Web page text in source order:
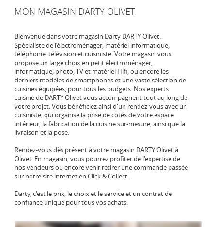
MON MAGASIN DARTY OLIVET
Bienvenue dans votre magasin Darty DARTY Olivet.
Spécialiste de l‘électroménager, matériel informatique,
téléphonie, télévision et cuisiniste. Votre magasin vous
propose un large choix en petit électroménager,
informatique, photo, TV et matériel Hifi, ou encore les
derniers modèles de smartphones et une vaste sélection de
cuisines équipées, pour tous les budgets. Nos experts
cuisine de DARTY Olivet vous accompagnent tout au long de
votre projet. Vous bénéficiez ainsi d'un rendez-vous avec un
cuisiniste, qui organise la prise de côtés de votre espace
intérieur, la fabrication de la cuisine sur-mesure, ainsi que la
livraison et la pose.
Rendez-vous dès présent à votre magasin DARTY Olivet à
Olivet. En magasin, vous pourrez profiter de l'expertise de
nos vendeurs ou encore venir retirer une commande passée
sur notre site internet en Click & Collect.
Darty, c'est le prix, le choix et le service et un contrat de
confiance unique pour tous vos achats.